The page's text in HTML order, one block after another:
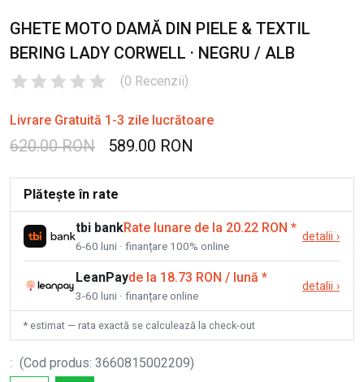
GHETE MOTO DAMĂ DIN PIELE & TEXTIL
BERING LADY CORWELL · NEGRU / ALB
(0 Recenzii)
Livrare Gratuită 1-3 zile lucrătoare
620.00 RON 589.00 RON
Plătește în rate
tbi bankRate lunare de la 20.22 RON *
6-60 luni · finanțare 100% online
detalii ›
LeanPayde la 18.73 RON / lună *
3-60 luni · finanțare online
detalii ›
* estimat — rata exactă se calculează la check-out
: (Cod produs: 3660815002209)